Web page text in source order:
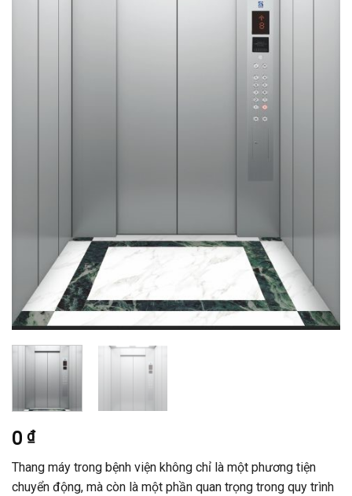
0 ₫
Thang máy trong bệnh viện không chỉ là một phương tiện
chuyển động, mà còn là một phần quan trọng trong quy trình